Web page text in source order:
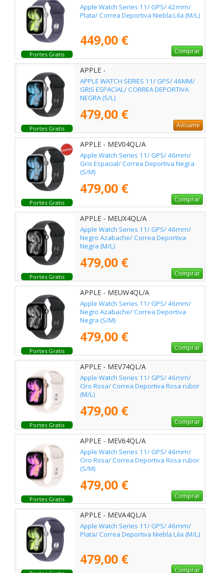
Portes Gratis
Apple Watch Series 11/ GPS/ 42mm/
Plata/ Correa Deportiva Niebla Lila (M/L)
449,00 €
Comprar
Portes Gratis
APPLE -
APPLE WATCH SERIES 11/ GPS/ 46MM/
GRIS ESPACIAL/ CORREA DEPORTIVA
NEGRA (S/L)
479,00 €
Avísame
Portes Gratis
APPLE - MEV04QL/A
Apple Watch Series 11/ GPS/ 46mm/
Gris Espacial/ Correa Deportiva Negra
(S/M)
479,00 €
Comprar
Portes Gratis
APPLE - MEUX4QL/A
Apple Watch Series 11/ GPS/ 46mm/
Negro Azabache/ Correa Deportiva
Negra (M/L)
479,00 €
Comprar
Portes Gratis
APPLE - MEUW4QL/A
Apple Watch Series 11/ GPS/ 46mm/
Negro Azabache/ Correa Deportiva
Negra (S/M)
479,00 €
Comprar
Portes Gratis
APPLE - MEV74QL/A
Apple Watch Series 11/ GPS/ 46mm/
Oro Rosa/ Correa Deportiva Rosa rubor
(M/L)
479,00 €
Comprar
Portes Gratis
APPLE - MEV64QL/A
Apple Watch Series 11/ GPS/ 46mm/
Oro Rosa/ Correa Deportiva Rosa rubor
(S/M)
479,00 €
Comprar
APPLE - MEVA4QL/A
Apple Watch Series 11/ GPS/ 46mm/
Plata/ Correa Deportiva Niebla Lila (M/L)
479,00 €
Comprar